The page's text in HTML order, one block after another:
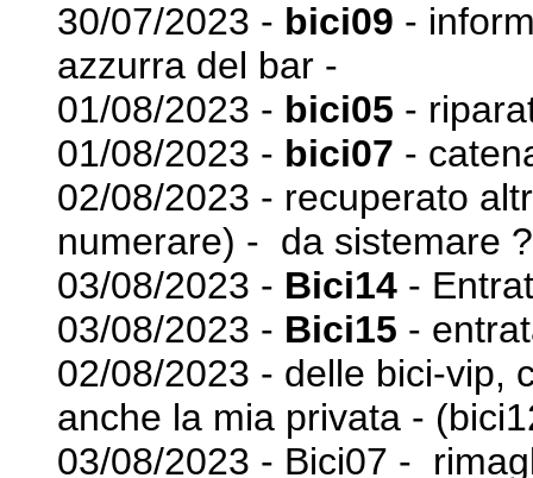
30/07/2023 - bici09 -
azzurra del bar -
01/08/2023 - bici05 -
01/08/2023 - bici07 -
02/08/2023 - recuperato
numerare) - da sistemare
03/08/2023 - Bici14 -
03/08/2023 - Bici15 -
02/08/2023 - delle bici-vip,
anche la mia privata -
03/08/2023 - Bici07 -